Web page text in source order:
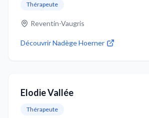
Thérapeute
Reventin-Vaugris
DécouvrirNadège Hoerner
Elodie Vallée
Thérapeute